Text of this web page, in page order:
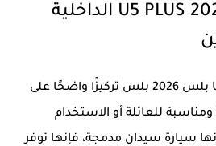
مقصورة بايك U5 PLUS 2026 الداخلية
في الداخل، تُظهر بايك U5 بلس 2026 بلس تركيزًا واضحًا على
للعائلة أو الاستخدام
سيارة سيدان مدمجة، فإنها توفر